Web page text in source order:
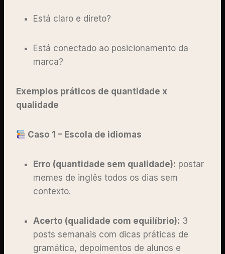
Está claro e direto?
Está conectado ao posicionamento da
marca?
Exemplos práticos de quantidade x
qualidade
Caso 1 – Escola de idiomas
Erro (quantidade sem qualidade): postar
memes de inglês todos os dias sem
contexto.
Acerto (qualidade com equilíbrio): 3
posts semanais com dicas práticas de
gramática, depoimentos de alunos e